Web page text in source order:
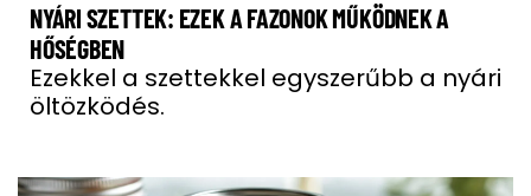
NYÁRI SZETTEK: EZEK A FAZONOK MŰKÖDNEK A
HŐSÉGBEN
Ezekkel a szettekkel egyszerűbb a nyári
öltözködés.